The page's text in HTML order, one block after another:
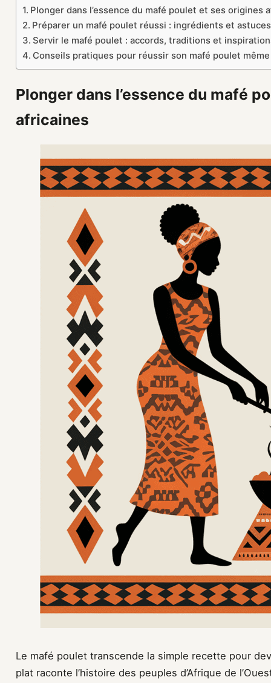
Plonger dans l’essence du mafé poulet et ses origines
Préparer un mafé poulet réussi : ingrédients et
Servir le mafé poulet : accords, traditions et
Conseils pratiques pour réussir son mafé poulet
Plonger dans l’essence du mafé
africaines
Le mafé poulet transcende la simple recette pour
plat raconte l’histoire des peuples d’Afrique de